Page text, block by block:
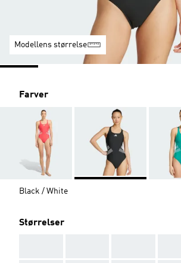
Modellens størrelse
Farver
Black / White
Størrelser